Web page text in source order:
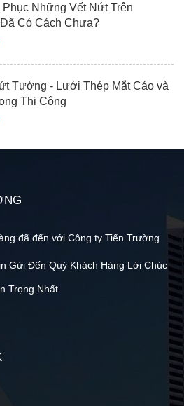
Phục Những Vết Nứt Trên
Có Cách Chưa?
Tường - Lưới Thép Mắt Cáo và
Thi Công
đã đến với Công ty Tiến Trường.
Gửi Đến Quý Khách Hàng Lời Chúc
Trọng Nhất.